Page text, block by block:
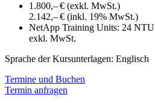
1.800,– € (exkl. MwSt.)
2.142,– € (inkl. 19% MwSt.)
NetApp Training Units: 24 NTU
exkl. MwSt.
Sprache der Kursunterlagen: Englisch
Termine und Buchen
Termin anfragen